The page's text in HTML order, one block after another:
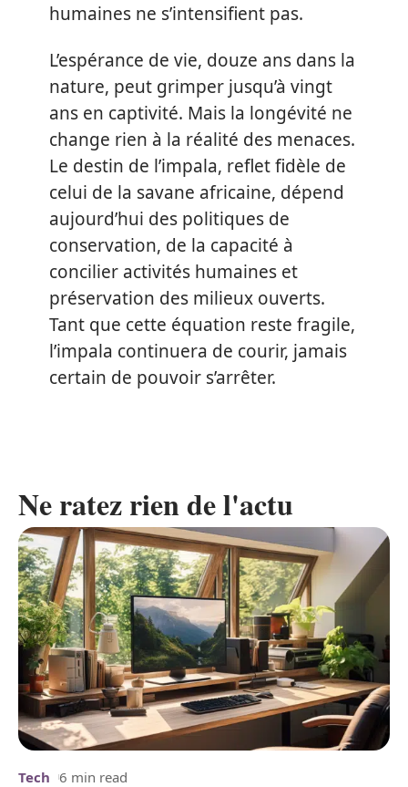
humaines ne s’intensifient pas.
L’espérance de vie, douze ans dans la
nature, peut grimper jusqu’à vingt
ans en captivité. Mais la longévité ne
change rien à la réalité des menaces.
Le destin de l’impala, reflet fidèle de
celui de la savane africaine, dépend
aujourd’hui des politiques de
conservation, de la capacité à
concilier activités humaines et
préservation des milieux ouverts.
Tant que cette équation reste fragile,
l’impala continuera de courir, jamais
certain de pouvoir s’arrêter.
Ne ratez rien de l'actu
Tech 6 min read